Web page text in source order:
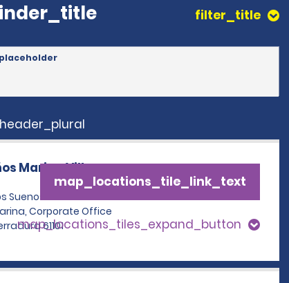
filter_title
Marina Village
Suenos Resort And
Corporate Office
61101
map_locations_tile_link_text
map_locations_tiles_expand_button